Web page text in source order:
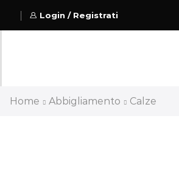
Login / Registrati
Home Abbigliamento Calze